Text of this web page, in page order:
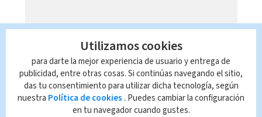
Utilizamos cookies
para darte la mejor experiencia de usuario y entrega de
publicidad, entre otras cosas. Si continúas navegando el sitio,
das tu consentimiento para utilizar dicha tecnología, según
nuestra Política de cookies . Puedes cambiar la configuración
en tu navegador cuando gustes.